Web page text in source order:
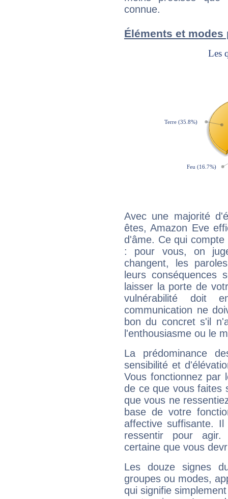
connue.
Éléments et modes
Avec une majorité
êtes, Amazon Eve
d'âme. Ce qui
: pour vous, on
changent, les
leurs conséquences
laisser la porte de
vulnérabilité doit
communication ne
bon du concret s'il
l'enthousiasme ou le
La prédominance
sensibilité et
Vous fonctionnez
de ce que vous faites
que vous ne
base de votre
affective suffisante.
ressentir pour agir.
certaine que vous
Les douze signes
groupes ou modes,
qui signifie